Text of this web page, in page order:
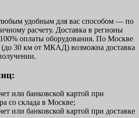
удобным для вас способом — по
расчету. Доставка в регионы
оплаты оборудования. По Москве
(до 30 км от МКАД) возможна доставка
или банковской картой при
со склада в Москве;
или банковской картой при доставке